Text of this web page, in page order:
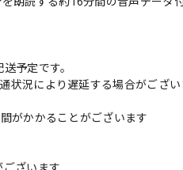
予定です。
状況により遅延する場合がござ
がかかることがございます